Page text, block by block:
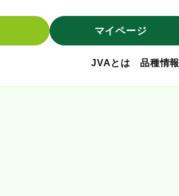
マイページ
JVAとは 品種情報